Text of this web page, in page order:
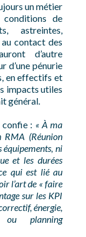
un métier
conditions de
astreintes,
contact des
d’autre
d’une pénurie
en effectifs et
impacts utiles
général.
confie : « À ma
RMA (Réunion
équipements, ni
et les durées
qui est lié au
l’art de « faire
sur les KPI
énergie,
planning